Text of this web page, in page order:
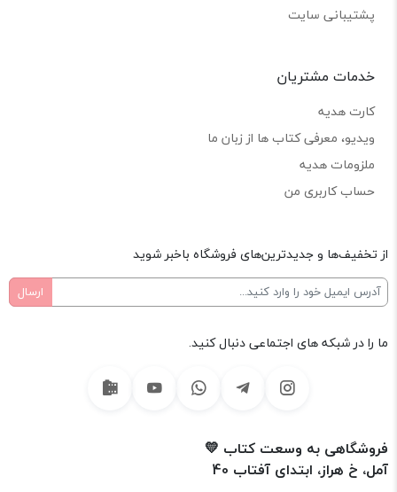
پشتیبانی سایت
خدمات مشتریان
کارت هدیه
ویدیو، معرفی کتاب ها از زبان ما
ملزومات هدیه
حساب کاربری من
از تخفیف‌ها و جدیدترین‌های فروشگاه باخبر شوید
ما را در شبکه های اجتماعی دنبال کنید.
فروشگاهی به وسعت کتاب 💛
آمل، خ هراز، ابتدای آفتاب 40